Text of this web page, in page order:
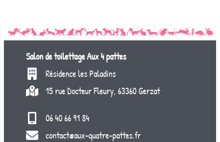
Salon de toilettageAux 4 pattes
Résidence les Paladins
15 rue Docteur Fleury, 63360 Gerzat
06 40 66 91 84
contact@aux-quatre-pattes.fr